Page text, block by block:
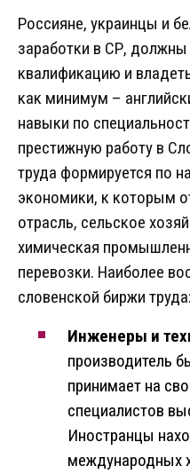
Россияне, украинцы и
заработки в СР,
квалификацию и
как минимум –
навыки по
престижную работу в
труда формируется по
экономики, к которым
отрасль, сельское
химическая
перевозки. Наиболее
словенской биржи труда:
Инженеры и
производитель
принимает на
специалистов
Иностранцы
международных